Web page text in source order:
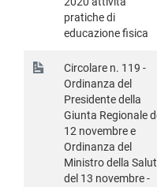
pratiche di
educazione fisica
Circolare n. 119 -
Ordinanza del
Presidente della
Giunta Regionale
12 novembre e
Ordinanza del
Ministro della
del 13 novembre -